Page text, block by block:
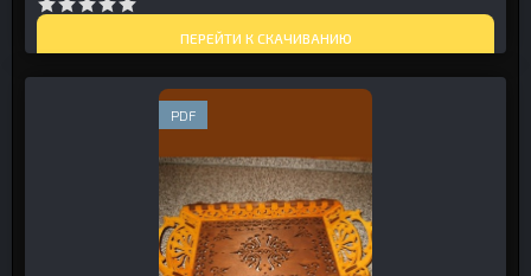
ПЕРЕЙТИ К СКАЧИВАНИЮ
PDF